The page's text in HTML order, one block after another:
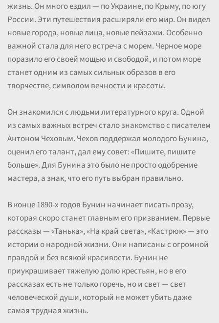
жизнь. Он много ездил — по Украине, по Крыму, по югу
России. Эти путешествия расширяли его мир. Он видел
новые города, новые лица, новые пейзажи. Особенно
важной стала для него встреча с морем. Черное море
поразило его своей мощью и свободой, и потом море
станет одним из самых сильных образов в его
творчестве, символом вечности и красоты.
Он знакомился с людьми литературного круга. Одной
из самых важных встреч стало знакомство с писателем
Антоном Чеховым. Чехов поддержал молодого Бунина,
оценил его талант, дал ему совет: «Пишите, пишите
больше». Для Бунина это было не просто одобрение
мастера, а знак, что его путь выбран правильно.
В конце 1890-х годов Бунин начинает писать прозу,
которая скоро станет главным его призванием. Первые
рассказы — «Танька», «На край света», «Кастрюк» — это
истории о народной жизни. Они написаны с огромной
правдой и без всякой красивости. Бунин не
приукрашивает тяжелую долю крестьян, но в его
рассказах есть не только горечь, но и свет — свет
человеческой души, который не может убить даже
самая трудная жизнь.